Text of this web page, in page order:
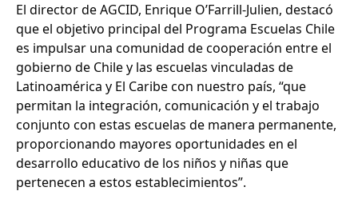
El director de AGCID, Enrique O’Farrill-Julien, destacó
que el objetivo principal del Programa Escuelas Chile
es impulsar una comunidad de cooperación entre el
gobierno de Chile y las escuelas vinculadas de
Latinoamérica y El Caribe con nuestro país, “que
permitan la integración, comunicación y el trabajo
conjunto con estas escuelas de manera permanente,
proporcionando mayores oportunidades en el
desarrollo educativo de los niños y niñas que
pertenecen a estos establecimientos”.